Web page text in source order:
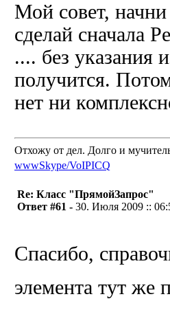
Мой совет, начни
сделай сначала
.... без указания
получится.
нет ни
Отхожу от дел. Долго и
wwwSkype/VoIPICQ
Re: Класс "ПрямойЗапрос"
Ответ #61 - 30. Июля 2009 ::
Спасибо,
элемента тут же